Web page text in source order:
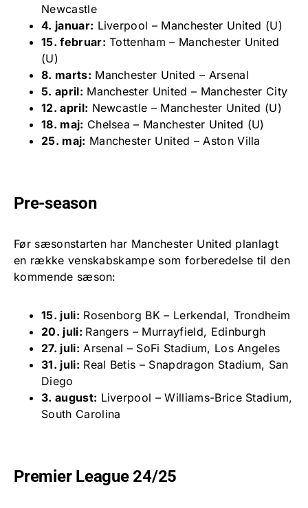
Newcastle
4. januar: Liverpool – Manchester United (U)
15. februar: Tottenham – Manchester United
(U)
8. marts: Manchester United – Arsenal
5. april: Manchester United – Manchester City
12. april: Newcastle – Manchester United (U)
18. maj: Chelsea – Manchester United (U)
25. maj: Manchester United – Aston Villa
Pre-season
Før sæsonstarten har Manchester United planlagt
en række venskabskampe som forberedelse til den
kommende sæson:
15. juli: Rosenborg BK – Lerkendal, Trondheim
20. juli: Rangers – Murrayfield, Edinburgh
27. juli: Arsenal – SoFi Stadium, Los Angeles
31. juli: Real Betis – Snapdragon Stadium, San
Diego
3. august: Liverpool – Williams-Brice Stadium,
South Carolina
Premier League 24/25